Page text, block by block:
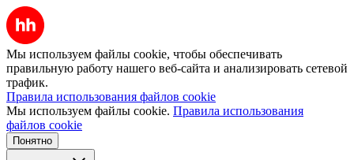
Мы используем файлы cookie, чтобы обеспечивать
правильную работу нашего веб-сайта и анализировать сетевой
трафик.
Правила использования файлов cookie
Мы используем файлы cookie. Правила использования
файлов cookie
Понятно